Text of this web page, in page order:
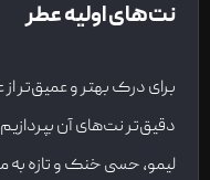
نت‌های اولیه عطر
برای درک بهتر و عمیق‌تر از
دقیق‌تر نت‌های آن بپردازیم.
لیمو، حسی خنک و تازه به